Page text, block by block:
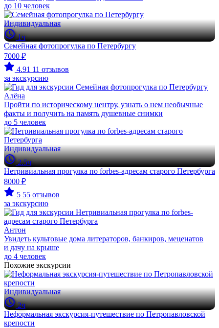
до 10 человек
Индивидуальная
1ч
Семейная фотопрогулка по Петербургу
7000 ₽
4.91 11 отзывов
за экскурсию
Алёна
Пройти по историческому центру, узнать о нем необычные
факты и получить на память душевные снимки
до 5 человек
Индивидуальная
2.5ч
Нетривиальная прогулка по forbes-адресам старого Петербурга
8000 ₽
5 55 отзывов
за экскурсию
Антон
Увидеть культовые дома литераторов, банкиров, меценатов
и дачу на крыше
до 4 человек
Похожие экскурсии
Индивидуальная
2ч
Неформальная экскурсия-путешествие по Петропавловской
крепости